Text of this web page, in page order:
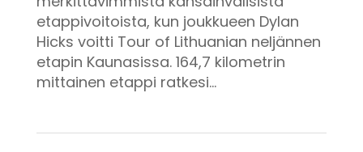
etappivoitoista, kun joukkueen Dylan
Hicks voitti Tour of Lithuanian neljännen
etapin Kaunasissa. 164,7 kilometrin
mittainen etappi ratkesi...